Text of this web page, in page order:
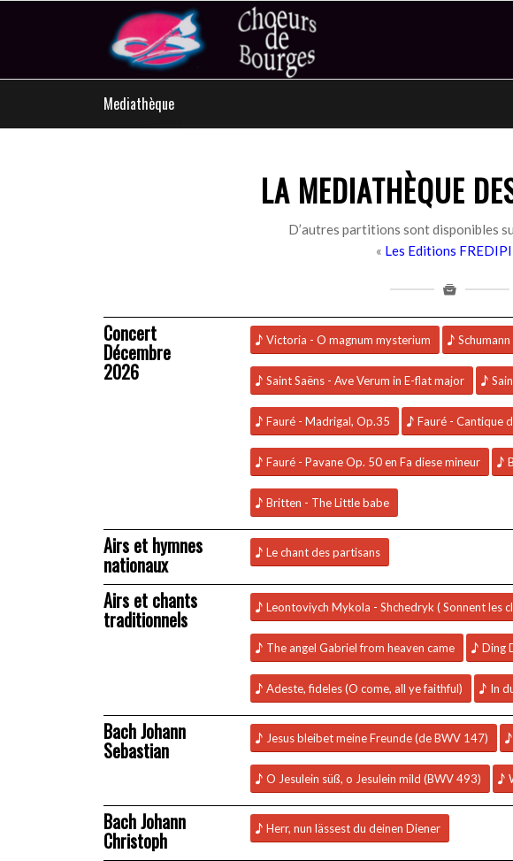
Mediathèque
LA MEDIATHÈQUE
D’autres partitions sont disponibles
« Les Editions FREDIPI
Concert
Décembre
2026
Victoria - O magnum mysterium
Saint Saëns - Ave Verum in E-flat major
Fauré - Madrigal, Op.35 Fauré - Cantique
Fauré - Pavane Op. 50 en Fa diese mineur
Britten - The Little babe
Airs et hymnes
nationaux Le chant des partisans
Airs et chants
traditionnels Leontoviych Mykola - Shchedryk ( Sonnent les
The angel Gabriel from heaven came Ding
Adeste, fideles (O come, all ye faithful) In
Bach Johann
Sebastian Jesus bleibet meine Freunde (de BWV 147)
O Jesulein süß, o Jesulein mild (BWV 493)
Bach Johann
Christoph Herr, nun lässest du deinen Diener